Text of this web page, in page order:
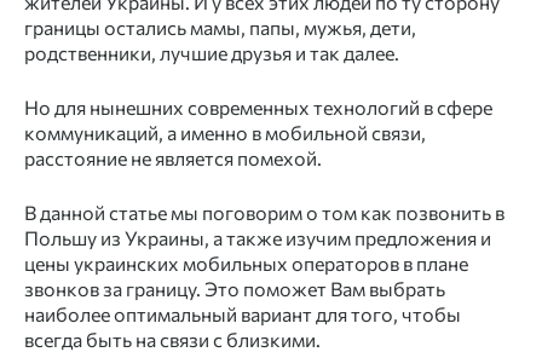
границы остались мамы, папы, мужья, дети,
родственники, лучшие друзья и так далее.
Но для нынешних современных технологий в сфере
коммуникаций, а именно в мобильной связи,
расстояние не является помехой.
В данной статье мы поговорим о том как позвонить в
Польшу из Украины, а также изучим предложения и
цены украинских мобильных операторов в плане
звонков за границу. Это поможет Вам выбрать
наиболее оптимальный вариант для того, чтобы
всегда быть на связи с близкими.